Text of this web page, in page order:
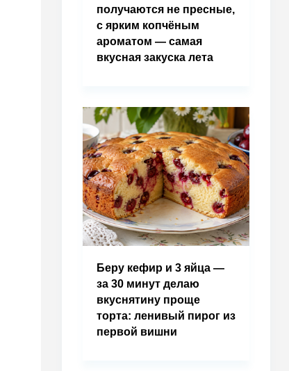
получаются не пресные,
с ярким копчёным
ароматом — самая
вкусная закуска лета
Беру кефир и 3 яйца —
за 30 минут делаю
вкуснятину проще
торта: ленивый пирог из
первой вишни